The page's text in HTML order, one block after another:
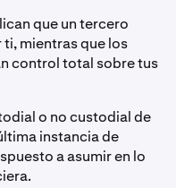
que un tercero
mientras que los
control total sobre tus
o no custodial de
instancia de
a asumir en lo